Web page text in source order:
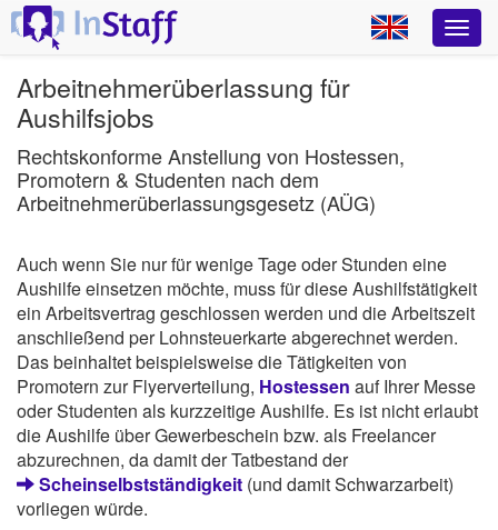
Arbeitnehmerüberlassung für
Aushilfsjobs
Rechtskonforme Anstellung von Hostessen,
Promotern & Studenten nach dem
Arbeitnehmerüberlassungsgesetz (AÜG)
Auch wenn Sie nur für wenige Tage oder Stunden eine
Aushilfe einsetzen möchte, muss für diese Aushilfstätigkeit
ein Arbeitsvertrag geschlossen werden und die Arbeitszeit
anschließend per Lohnsteuerkarte abgerechnet werden.
Das beinhaltet beispielsweise die Tätigkeiten von
Promotern zur Flyerverteilung, Hostessen auf Ihrer Messe
oder Studenten als kurzzeitige Aushilfe. Es ist nicht erlaubt
die Aushilfe über Gewerbeschein bzw. als Freelancer
abzurechnen, da damit der Tatbestand der
Scheinselbstständigkeit (und damit Schwarzarbeit)
vorliegen würde.